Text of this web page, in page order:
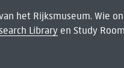
het Rijksmuseum. Wie
Libraryen Study